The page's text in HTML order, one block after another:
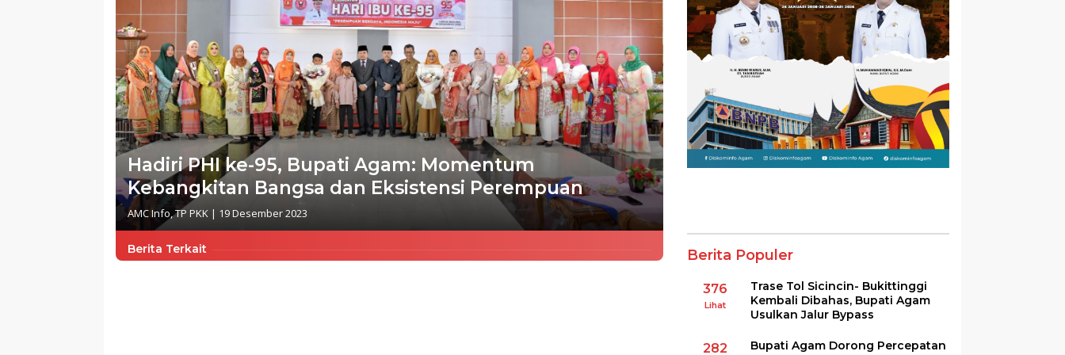
Hadiri PHI ke-95, Bupati Agam: Momentum
Kebangkitan Bangsa dan Eksistensi Perempuan
AMC Info,TP PKK | 19 Desember 2023
Berita Terkait Berita Populer
376
Lihat
Trase Tol Sicincin- Bukittinggi
Kembali Dibahas, Bupati Agam
Usulkan Jalur Bypass
282
Bupati Agam Dorong Percepatan